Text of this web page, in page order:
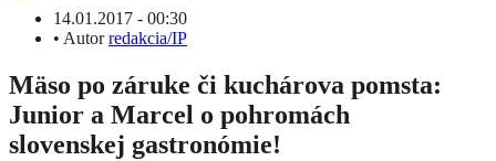
14.01.2017 - 00:30
• Autorredakcia/IP
Mäso po záruke či kuchárova pomsta:
Junior a Marcel o pohromách
slovenskej gastronómie!